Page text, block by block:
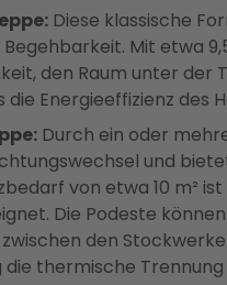
Diese klassische
Mit etwa
den Raum unter
die Energieeffizienz des
Durch ein oder
und
von etwa 10 m²
Die Podeste
den
die thermische